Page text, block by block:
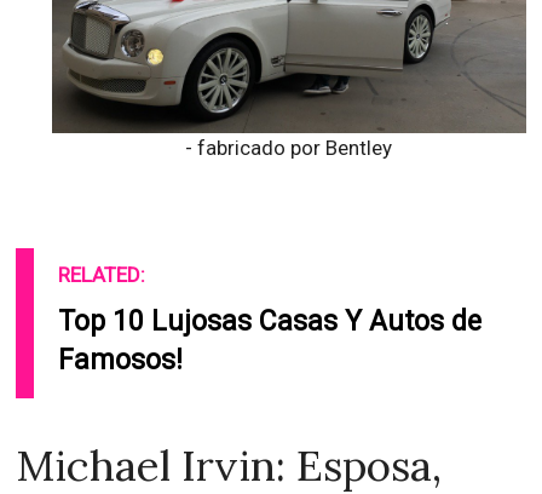
- fabricado por Bentley
RELATED:
Top 10 Lujosas Casas Y Autos de
Famosos!
Michael Irvin: Esposa,